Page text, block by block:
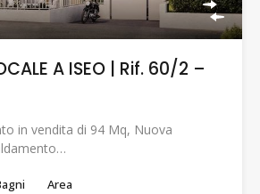
A ISEO | Rif. 60/2 –
in vendita di 94 Mq, Nuova
Area